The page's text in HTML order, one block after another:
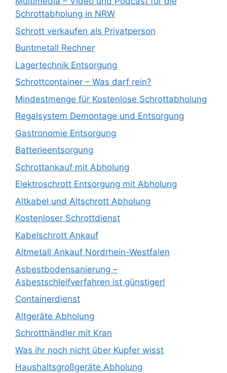
Schrottabholung in NRW
Schrott verkaufen als Privatperson
Buntmetall Rechner
Lagertechnik Entsorgung
Schrottcontainer – Was darf rein?
Mindestmenge für Kostenlose Schrottabholung
Regalsystem Demontage und Entsorgung
Gastronomie Entsorgung
Batterieentsorgung
Schrottankauf mit Abholung
Elektroschrott Entsorgung mit Abholung
Altkabel und Altschrott Abholung
Kostenloser Schrottdienst
Kabelschrott Ankauf
Altmetall Ankauf Nordrhein-Westfalen
Asbestbodensanierung –
Asbestschleifverfahren ist günstiger!
Containerdienst
Altgeräte Abholung
Schrotthändler mit Kran
Was ihr noch nicht über Kupfer wisst
Haushaltsgroßgeräte Abholung